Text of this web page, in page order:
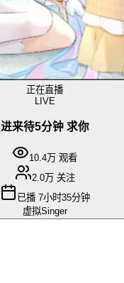
正在直播
LIVE
进来待5分钟 求你
10.4万 观看
2.0万 关注
已播 7小时35分钟
虚拟Singer